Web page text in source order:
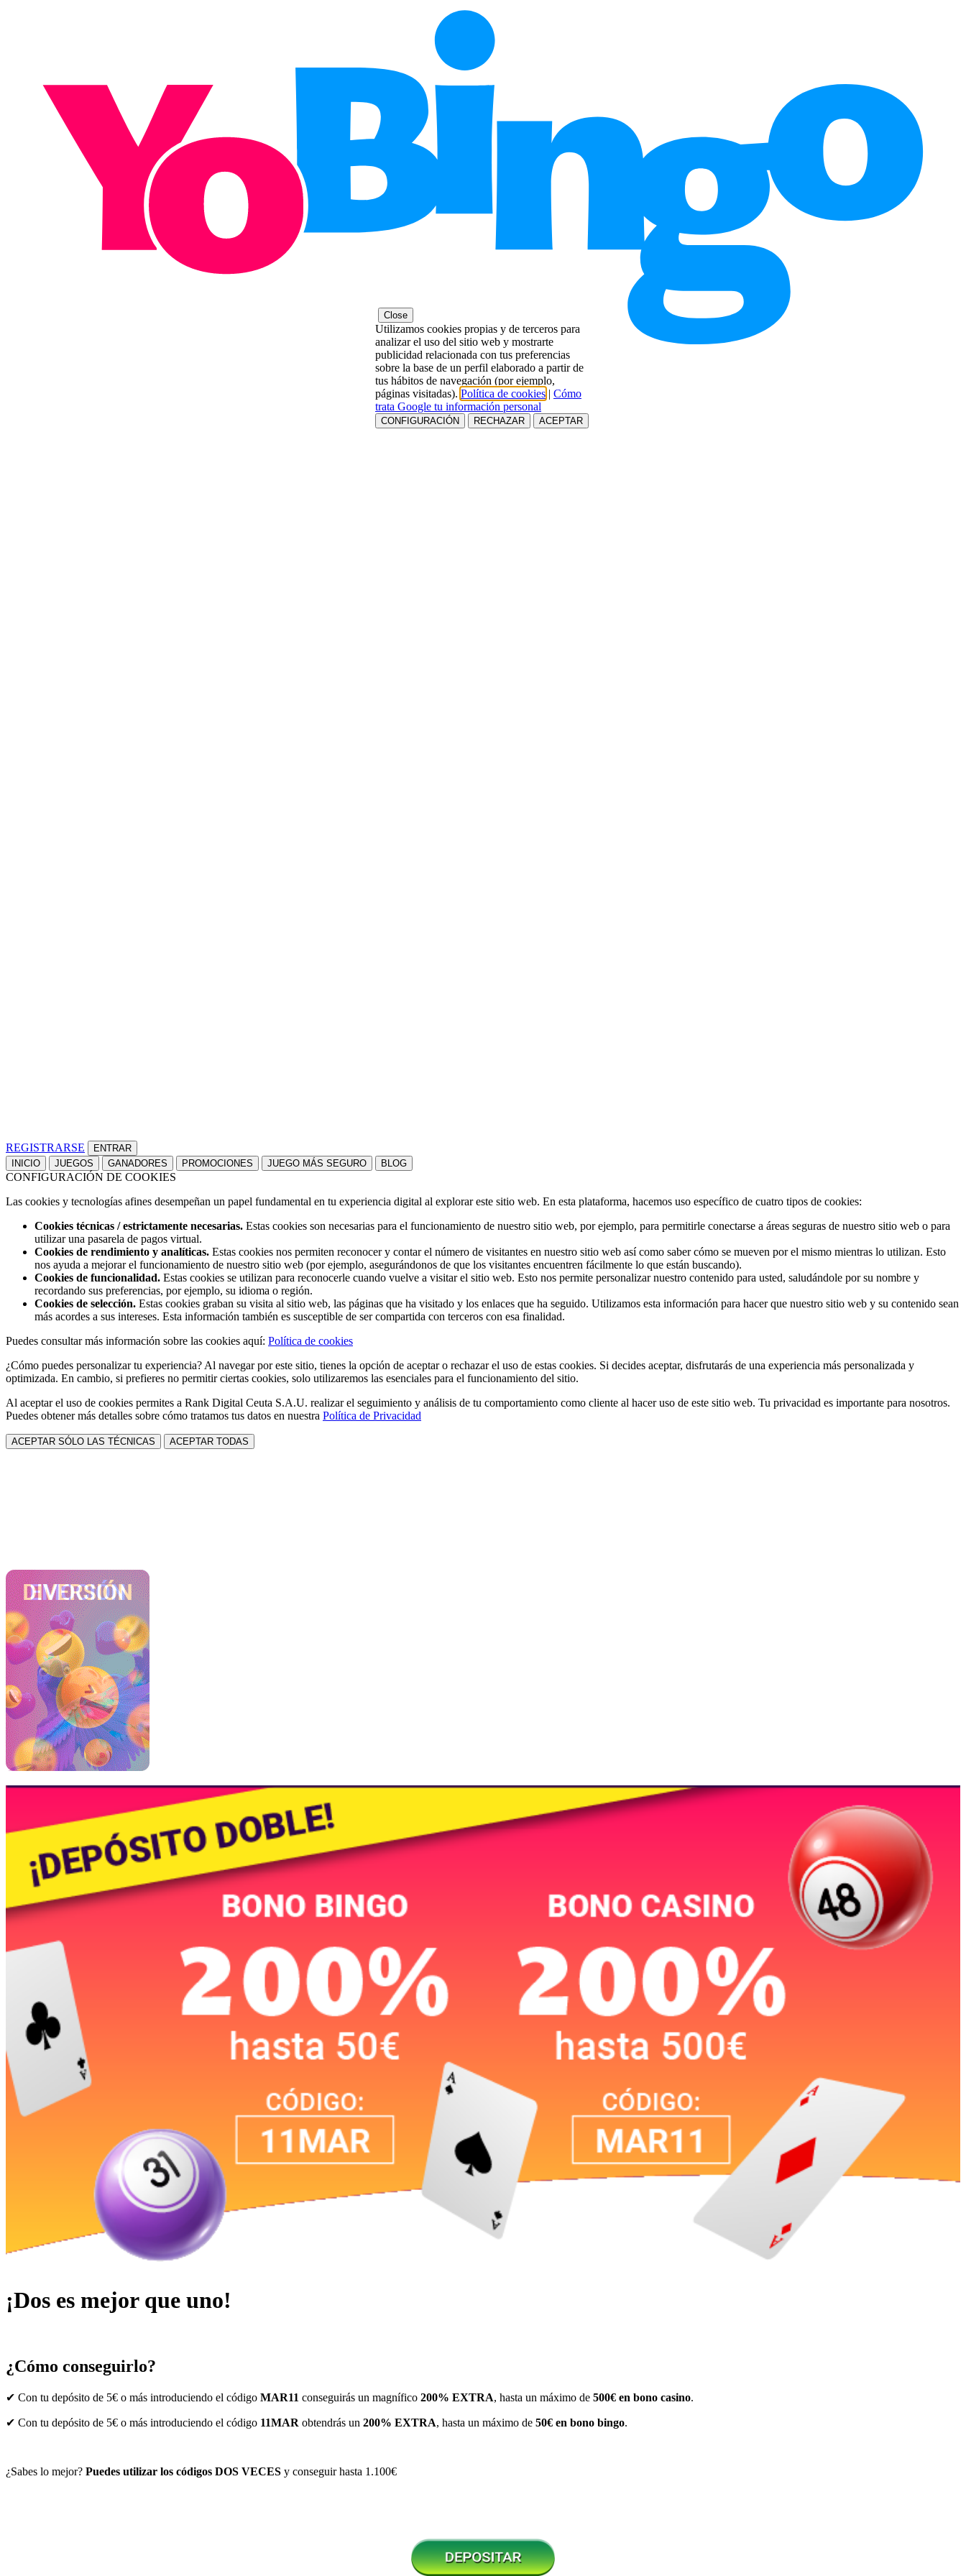
REGISTRARSE
INICIO JUEGOS GANADORES PROMOCIONES JUEGO MÁS SEGURO BLOG
CONFIGURACIÓN DE COOKIES
Las cookies y tecnologías afines desempeñan un papel fundamental en tu experiencia digital al explorar este sitio web. En esta plataforma, hacemos uso específico de cuatro tipos de cookies:
Cookies técnicas / estrictamente necesarias. Estas cookies son necesarias para el funcionamiento de nuestro sitio web, por ejemplo, para permitirle conectarse a áreas seguras de nuestro sitio web o para
utilizar una pasarela de pagos virtual.
Cookies de rendimiento y analíticas. Estas cookies nos permiten reconocer y contar el número de visitantes en nuestro sitio web así como saber cómo se mueven por el mismo mientras lo utilizan. Esto
nos ayuda a mejorar el funcionamiento de nuestro sitio web (por ejemplo, asegurándonos de que los visitantes encuentren fácilmente lo que están buscando).
Cookies de funcionalidad. Estas cookies se utilizan para reconocerle cuando vuelve a visitar el sitio web. Esto nos permite personalizar nuestro contenido para usted, saludándole por su nombre y
recordando sus preferencias, por ejemplo, su idioma o región.
Cookies de selección. Estas cookies graban su visita al sitio web, las páginas que ha visitado y los enlaces que ha seguido. Utilizamos esta información para hacer que nuestro sitio web y su contenido sean
más acordes a sus intereses. Esta información también es susceptible de ser compartida con terceros con esa finalidad.
Puedes consultar más información sobre las cookies aquí: Política de cookies
¿Cómo puedes personalizar tu experiencia? Al navegar por este sitio, tienes la opción de aceptar o rechazar el uso de estas cookies. Si decides aceptar, disfrutarás de una experiencia más personalizada y
optimizada. En cambio, si prefieres no permitir ciertas cookies, solo utilizaremos las esenciales para el funcionamiento del sitio.
Al aceptar el uso de cookies permites a Rank Digital Ceuta S.A.U. realizar el seguimiento y análisis de tu comportamiento como cliente al hacer uso de este sitio web. Tu privacidad es importante para nosotros.
Puedes obtener más detalles sobre cómo tratamos tus datos en nuestra Política de Privacidad
ACEPTAR SÓLO LAS TÉCNICAS ACEPTAR TODAS
Close
Utilizamos cookies propias y de terceros para
analizar el uso del sitio web y mostrarte
publicidad relacionada con tus preferencias
sobre la base de un perfil elaborado a partir de
tus hábitos de navegación (por ejemplo,
páginas visitadas). Política de cookies | Cómo
trata Google tu información personal
CONFIGURACIÓN RECHAZAR ACEPTAR
¡Dos es mejor que uno!
¿Cómo conseguirlo?
✔ Con tu depósito de 5€ o más introduciendo el código MAR11 conseguirás un magnífico 200% EXTRA, hasta un máximo de 500€ en bono casino.
✔ Con tu depósito de 5€ o más introduciendo el código 11MAR obtendrás un 200% EXTRA, hasta un máximo de 50€ en bono bingo.
¿Sabes lo mejor? Puedes utilizar los códigos DOS VECES y conseguir hasta 1.100€